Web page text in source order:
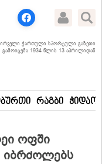
ქართული სპორტული გაზეთი
გამოიცემა 1934 წლის 13 აპრილიდან
რაგბი
ოფში
იბრძოლებს